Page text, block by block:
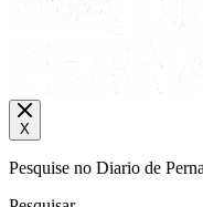
X
Pesquise no Diario de